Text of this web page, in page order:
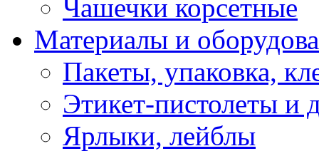
Чашечки корсетные
Материалы и
Пакеты, упаковка,
Этикет-пистолеты и
Ярлыки, лейблы